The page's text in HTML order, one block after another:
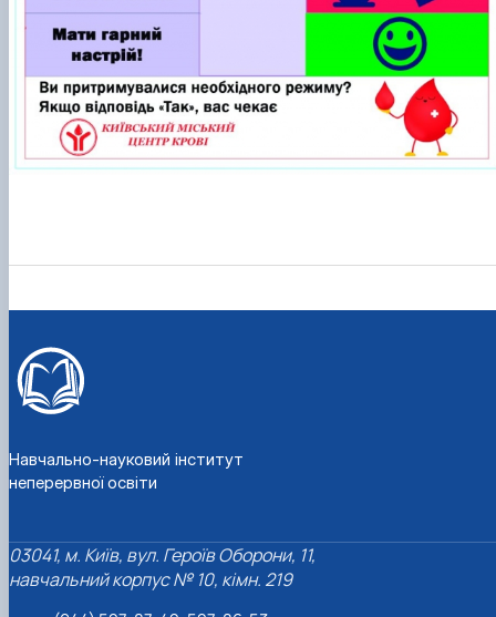
Навчально-науковий інститут
неперервної освіти
03041, м. Київ, вул. Героїв Оборони, 11,
навчальний корпус № 10, кімн. 219